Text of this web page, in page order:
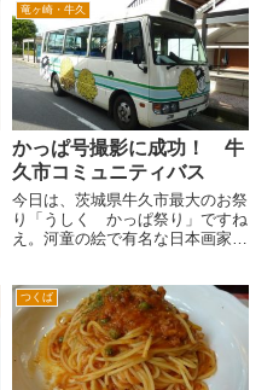
郷、南柏、つくば市内などの角ふ
じなど）、柏の大勝軒、優勝軒な
ど。この界隈の系列は、この佐貫
の大勝軒からと記憶していま
す。...
竜ヶ崎・牛久
かっぱ号撮影に成功！ 牛
久市コミュニティバス
今日は、茨城県牛久市最大のお祭
り「うしく かっぱ祭り」ですね
え。河童の絵で有名な日本画家小
おこしをしている牛久市のコミュ
ニティバスは、やはりというか当
然「かっぱ号」(^^ゞ たまに...
つくば